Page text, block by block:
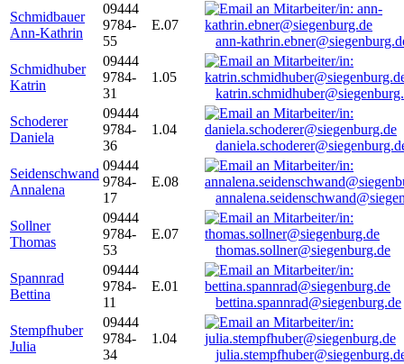
Schmidbauer
Ann-Kathrin
09444
9784-
55
E.07
ann-
Schmidhuber
Katrin
09444
9784-
31
1.05
Schoderer
Daniela
09444
9784-
36
1.04
Seidenschwand
Annalena
09444
9784-
17
E.08
Sollner
Thomas
09444
9784-
53
E.07
thomas.sollner@siegenburg.de
Spannrad
Bettina
09444
9784-
11
E.01
bettina.spannrad@siegenburg.de
Stempfhuber
Julia
09444
9784-
34
1.04